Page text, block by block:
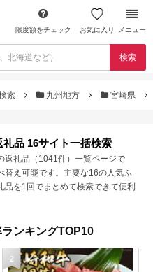
限度額をチェック お気に入り メニュー
検索
索 九州地方 宮崎県
品 16サイト一括検索
返礼品（1041件）一覧ページで
替え可能です。主要な16の人気ふ
を1回でまとめて検索できて便利
ンキングTOP10
2